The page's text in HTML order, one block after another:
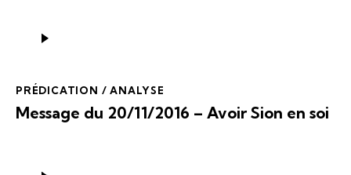
audio
PRÉDICATION / ANALYSE
Message du 20/11/2016 – Avoir Sion en soi